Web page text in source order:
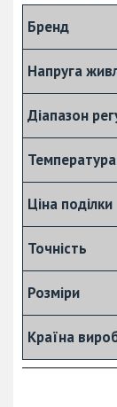
Бренд
Напруга
Діапазон
Ціна поділки
Точність
Розміри
Країна